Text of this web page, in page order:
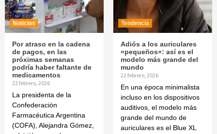
Noticias
Por atraso en la cadena
de pagos, en las
próximas semanas
podría haber faltante de
medicamentos
22 febrero, 2026
La presidenta de la
Confederación
Farmacéutica Argentina
(COFA), Alejandra Gómez,
Tendencia
Adiós a los auriculares
«pequeños»: así es el
modelo más grande del
mundo
22 febrero, 2026
En una época minimalista
incluso en los dispositivos
auditivos, el modelo más
grande del mundo de
auriculares es el Blue XL